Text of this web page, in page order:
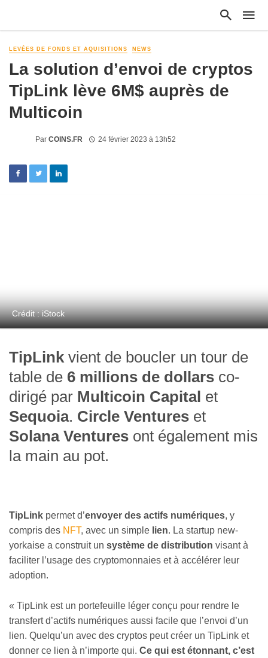
LEVÉES DE FONDS ET AQUISITIONS NEWS
La solution d’envoi de cryptos
TipLink lève 6M$ auprès de
Multicoin
Par COINS.FR 24 février 2023 à 13h52
Crédit : iStock
TipLink vient de boucler un tour de
table de 6 millions de dollars co-
dirigé par Multicoin Capital et
Sequoia. Circle Ventures et
Solana Ventures ont également mis
la main au pot.
TipLink permet d’envoyer des actifs numériques, y
compris des NFT, avec un simple lien. La startup new-
yorkaise a construit un système de distribution visant à
faciliter l’usage des cryptomonnaies et à accélérer leur
adoption.
« TipLink est un portefeuille léger conçu pour rendre le
transfert d’actifs numériques aussi facile que l’envoi d’un
lien. Quelqu’un avec des cryptos peut créer un TipLink et
donner ce lien à n’importe qui. Ce qui est étonnant, c’est